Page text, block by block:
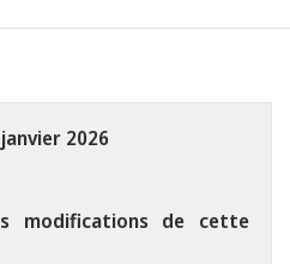
2026
modifications de cette